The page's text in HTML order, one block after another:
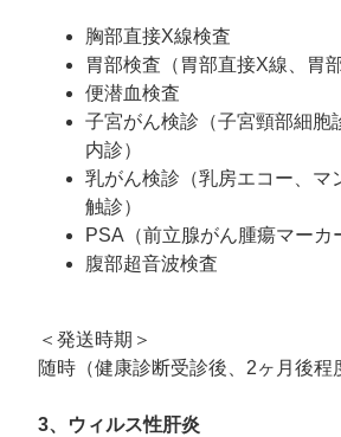
胸部直接X線検査
胃部検査（胃部直接X線、胃
便潜血検査
子宮がん検診（子宮頸部細胞
内診）
乳がん検診（乳房エコー、マ
触診）
PSA（前立腺がん腫瘍マーカ
腹部超音波検査
＜発送時期＞
随時（健康診断受診後、2ヶ月後程
3、ウィルス性肝炎